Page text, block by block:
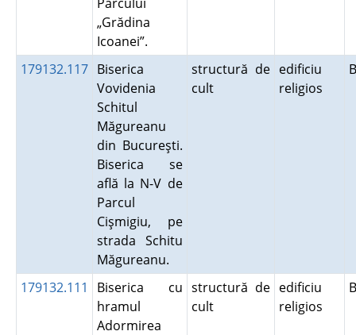
„Grădina
Icoanei”.
179132.117 Biserica
Vovidenia
Schitul
Măgureanu
din Bucureşti.
Biserica se
află la N-V de
Parcul
Cişmigiu, pe
strada Schitu
Măgureanu.
structură de
cult
edificiu
religios
179132.111
Biserica cu
hramul
Adormirea
structură de
cult
edificiu
religios